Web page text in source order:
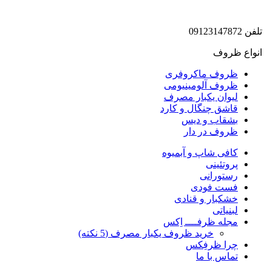
تلفن 09123147872
انواع ظروف
ظروف ماکروفری
ظروف آلومینیومی
لیوان یکبار مصرف
قاشق چنگال و کارد
بشقاب و دیس
ظروف در دار
کافی شاپ و آبمیوه
پروتئینی
رستورانی
فست فودی
خشکبار و قنادی
لبنیاتی
مجله ظرفــــ اِکس
خرید ظروف یکبار مصرف (5 نکته)
چرا ظرفِکس
تماس با ما